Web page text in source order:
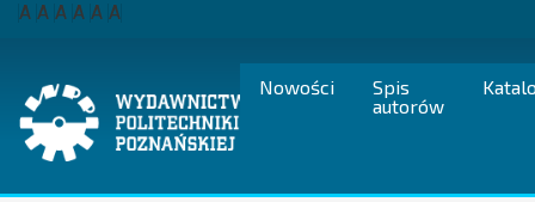
Przejdź
A A A A A A
Nowości
Spis
autorów